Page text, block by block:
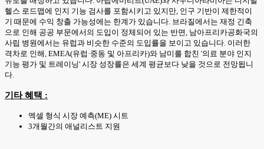
헬스 로드맵에 인지 기능 검사를 포함시키고 있지만, 인구 기반이 제한적이
기 때문에 수익 창출 가능성에는 한계가 있습니다. 브라질에서는 재정 긴축
으로 인해 공공 부문에서의 도입이 정체되어 있는 반면, 남아프리카공화국의
사립 병원에서는 유럽과 비슷한 수준의 도입률을 보이고 있습니다. 이러한
격차로 인해, EMEA(유럽·중동 및 아프리카)와 남미를 합친 '의료 분야 인지
기능 평가 및 트레이닝' 시장 성장률은 세계 평균보다 낮을 것으로 전망됩니
다.
기타 혜택 :
엑셀 형식 시장 예측(ME) 시트
3개월간의 애널리스트 지원